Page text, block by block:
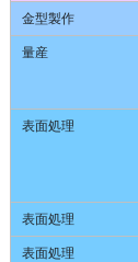
金型製作
量産
表面処理
表面処理
表面処理